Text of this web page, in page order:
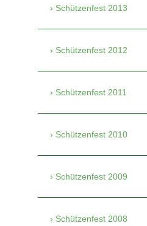
Schützenfest 2013
Schützenfest 2012
Schützenfest 2011
Schützenfest 2010
Schützenfest 2009
Schützenfest 2008